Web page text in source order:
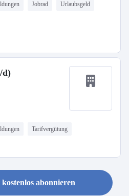
Jobrad Urlaubsgeld
d)
Tarifvergütung
abonnieren